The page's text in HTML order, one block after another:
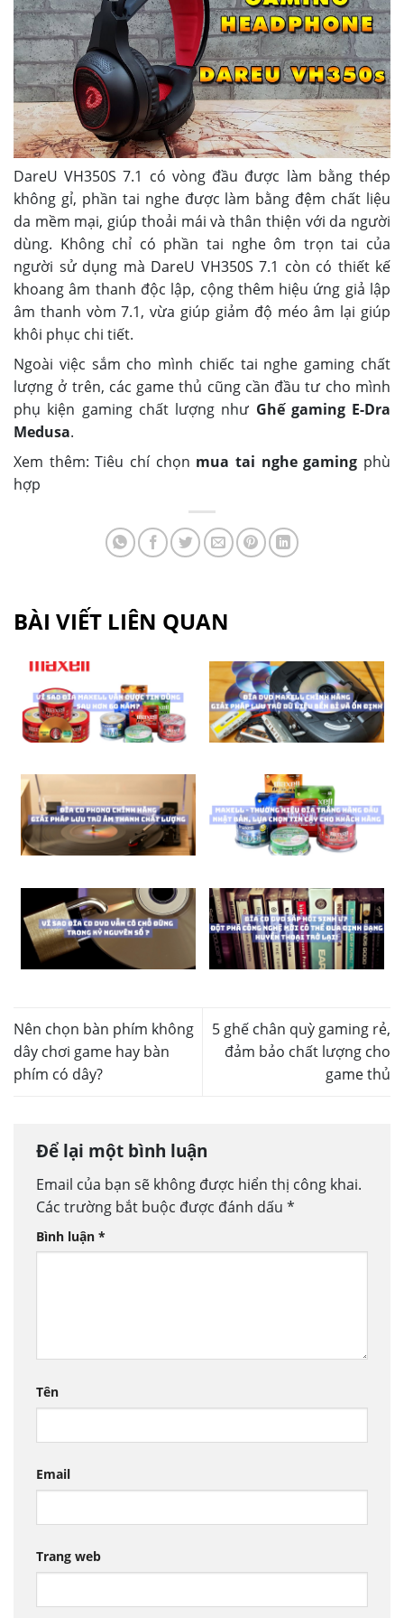
DareU VH350S 7.1 có vòng đầu được làm bằng thép
không gỉ, phần tai nghe được làm bằng đệm chất liệu
da mềm mại, giúp thoải mái và thân thiện với da người
dùng. Không chỉ có phần tai nghe ôm trọn tai của
người sử dụng mà DareU VH350S 7.1 còn có thiết kế
khoang âm thanh độc lập, cộng thêm hiệu ứng giả lập
âm thanh vòm 7.1, vừa giúp giảm độ méo âm lại giúp
khôi phục chi tiết.
Ngoài việc sắm cho mình chiếc tai nghe gaming chất
lượng ở trên, các game thủ cũng cần đầu tư cho mình
phụ kiện gaming chất lượng như Ghế gaming E-Dra
Medusa.
Xem thêm: Tiêu chí chọn mua tai nghe gaming phù
hợp
BÀI VIẾT LIÊN QUAN
Nên chọn bàn phím không
dây chơi game hay bàn
phím có dây?
5 ghế chân quỳ gaming rẻ,
đảm bảo chất lượng cho
game thủ
Để lại một bình luận
Email của bạn sẽ không được hiển thị công khai.
Các trường bắt buộc được đánh dấu *
Bình luận *
Tên
Email
Trang web